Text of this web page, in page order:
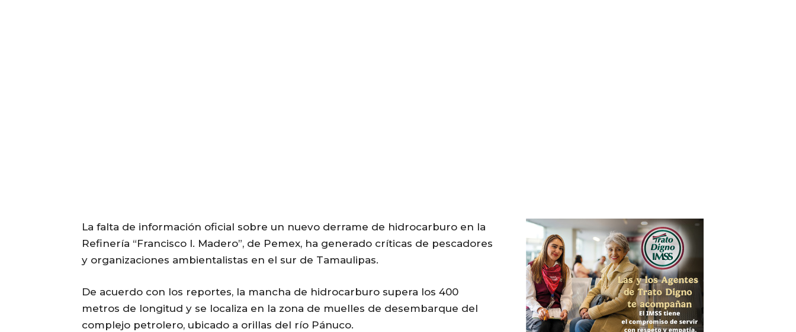
La falta de información oficial sobre un nuevo derrame de hidrocarburo en la
Refinería “Francisco I. Madero”, de Pemex, ha generado críticas de pescadores
y organizaciones ambientalistas en el sur de Tamaulipas.
De acuerdo con los reportes, la mancha de hidrocarburo supera los 400
metros de longitud y se localiza en la zona de muelles de desembarque del
complejo petrolero, ubicado a orillas del río Pánuco.